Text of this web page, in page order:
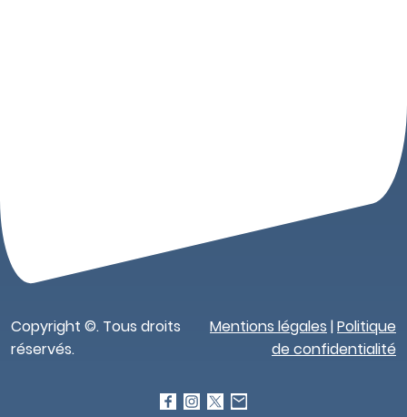
Copyright ©. Tous droits
réservés.
Mentions légales |Politique
de confidentialité